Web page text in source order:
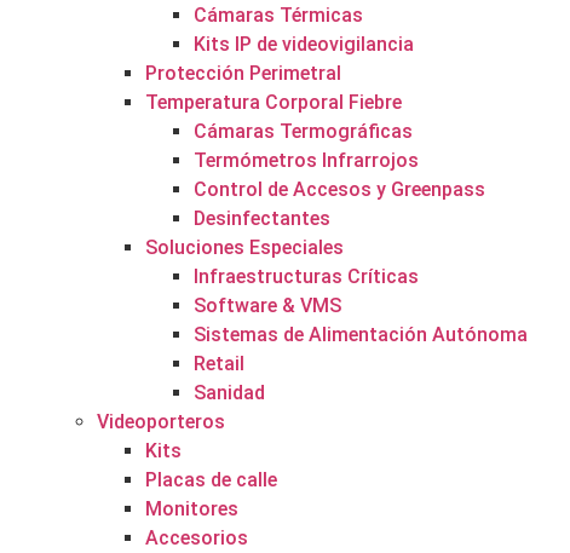
Cámaras Térmicas
Kits IP de videovigilancia
Protección Perimetral
Temperatura Corporal Fiebre
Cámaras Termográficas
Termómetros Infrarrojos
Control de Accesos y Greenpass
Desinfectantes
Soluciones Especiales
Infraestructuras Críticas
Software & VMS
Sistemas de Alimentación Autónoma
Retail
Sanidad
Videoporteros
Kits
Placas de calle
Monitores
Accesorios